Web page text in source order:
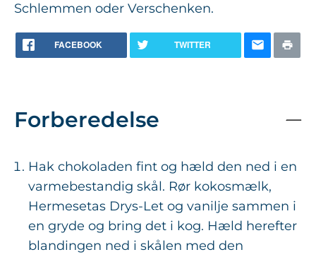
Schlemmen oder Verschenken.
FACEBOOK TWITTER
Forberedelse
Hak chokoladen fint og hæld den ned i en
varmebestandig skål. Rør kokosmælk,
Hermesetas Drys-Let og vanilje sammen i
en gryde og bring det i kog. Hæld herefter
blandingen ned i skålen med den